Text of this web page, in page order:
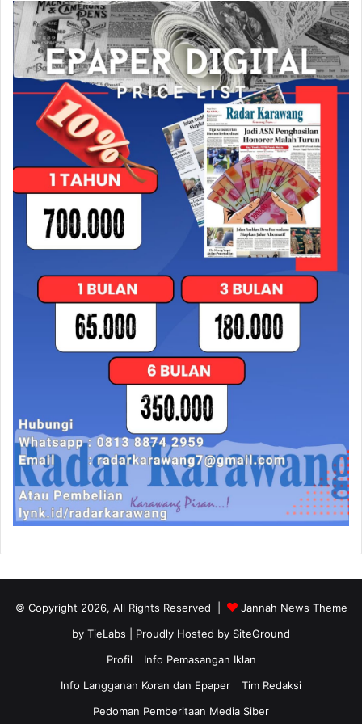
© Copyright 2026, All Rights Reserved |
Jannah News Theme
by TieLabs | Proudly Hosted by SiteGround
Profil
Info Pemasangan Iklan
Info Langganan Koran dan Epaper
Tim Redaksi
Pedoman Pemberitaan Media Siber